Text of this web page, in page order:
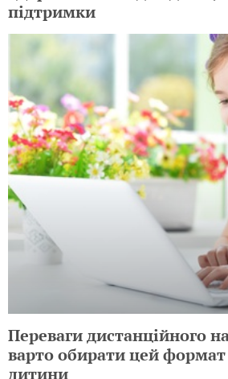
підтримки
Переваги дистанційного
варто обирати цей
дитини